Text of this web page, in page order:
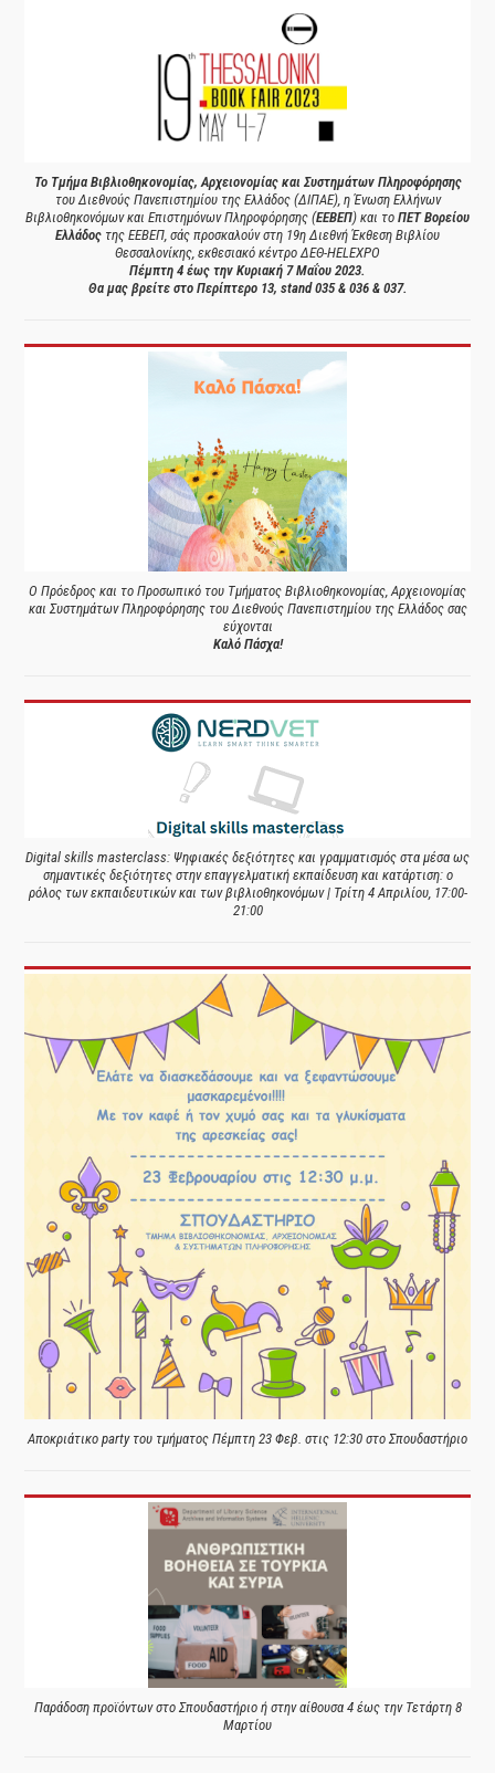
Το Τμήμα Βιβλιοθηκονομίας, Αρχειονομίας και Συστημάτων Πληροφόρησης
του Διεθνούς Πανεπιστημίου της Ελλάδος (ΔΙΠΑΕ), η Ένωση Ελλήνων
Βιβλιοθηκονόμων και Επιστημόνων Πληροφόρησης (ΕΕΒΕΠ) και το ΠΕΤ Βορείου
Ελλάδος της ΕΕΒΕΠ, σάς προσκαλούν στη 19η Διεθνή Έκθεση Βιβλίου
Θεσσαλονίκης, εκθεσιακό κέντρο ΔΕΘ-HELEXPO
Πέμπτη 4 έως την Κυριακή 7 Μαΐου 2023.
Θα μας βρείτε στο Περίπτερο 13, stand 035 & 036 & 037.
Ο Πρόεδρος και το Προσωπικό του Τμήματος Βιβλιοθηκονομίας, Αρχειονομίας
και Συστημάτων Πληροφόρησης του Διεθνούς Πανεπιστημίου της Ελλάδος σας
εύχονται
Καλό Πάσχα!
Digital skills masterclass: Ψηφιακές δεξιότητες και γραμματισμός στα μέσα ως
σημαντικές δεξιότητες στην επαγγελματική εκπαίδευση και κατάρτιση: ο
ρόλος των εκπαιδευτικών και των βιβλιοθηκονόμων | Τρίτη 4 Απριλίου, 17:00-
21:00
Αποκριάτικο party του τμήματος Πέμπτη 23 Φεβ. στις 12:30 στο Σπουδαστήριο
Παράδοση προϊόντων στο Σπουδαστήριο ή στην αίθουσα 4 έως την Τετάρτη 8
Μαρτίου